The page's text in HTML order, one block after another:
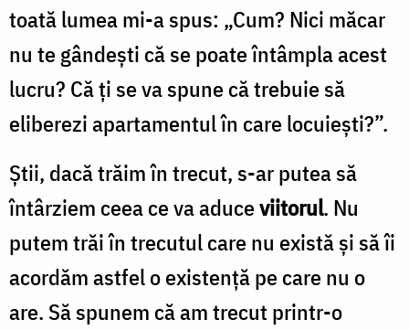
toată lumea mi-a spus: „Cum? Nici măcar
nu te gândești că se poate întâmpla acest
lucru? Că ți se va spune că trebuie să
eliberezi apartamentul în care locuiești?”.
Știi, dacă trăim în trecut, s-ar putea să
întârziem ceea ce va aduceviitorul. Nu
putem trăi în trecutul care nu există și să îi
acordăm astfel o existență pe care nu o
are. Să spunem că am trecut printr-o